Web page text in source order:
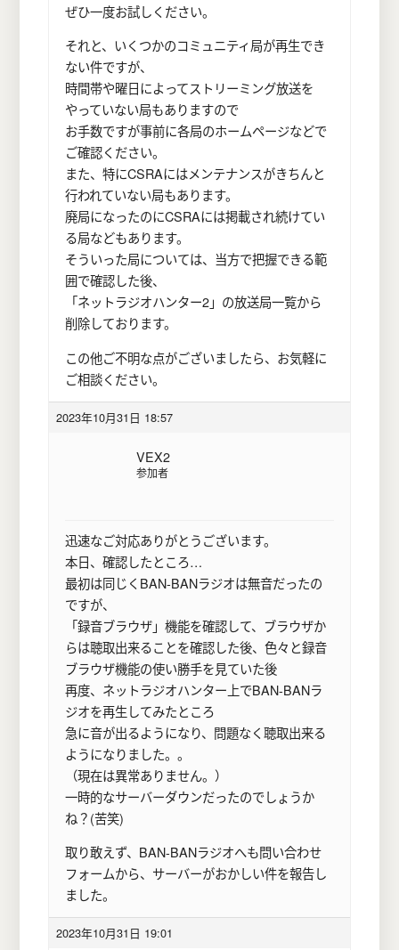
ぜひ一度お試しください。
それと、いくつかのコミュニティ局が再生でき
ない件ですが、
時間帯や曜日によってストリーミング放送を
やっていない局もありますので
お手数ですが事前に各局のホームページなどで
ご確認ください。
また、特にCSRAにはメンテナンスがきちんと
行われていない局もあります。
廃局になったのにCSRAには掲載され続けてい
る局などもあります。
そういった局については、当方で把握できる範
囲で確認した後、
「ネットラジオハンター2」の放送局一覧から
削除しております。
この他ご不明な点がございましたら、お気軽に
ご相談ください。
2023年10月31日 18:57
VEX2
参加者
迅速なご対応ありがとうございます。
本日、確認したところ…
最初は同じくBAN-BANラジオは無音だったの
ですが、
「録音ブラウザ」機能を確認して、ブラウザか
らは聴取出来ることを確認した後、色々と録音
ブラウザ機能の使い勝手を見ていた後
再度、ネットラジオハンター上でBAN-BANラ
ジオを再生してみたところ
急に音が出るようになり、問題なく聴取出来る
ようになりました。。
（現在は異常ありません。）
一時的なサーバーダウンだったのでしょうか
ね？(苦笑)
取り敢えず、BAN-BANラジオへも問い合わせ
フォームから、サーバーがおかしい件を報告し
ました。
2023年10月31日 19:01